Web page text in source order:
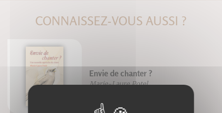
CONNAISSEZ-VOUS AUSSI ?
Envie de chanter ?
Marie-Laure Potel